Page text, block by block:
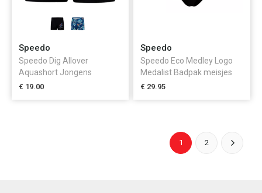
Speedo
Speedo Dig Allover
Aquashort Jongens
€ 19.00
Speedo
Speedo Eco Medley Logo
Medalist Badpak meisjes
€ 29.95
1 2